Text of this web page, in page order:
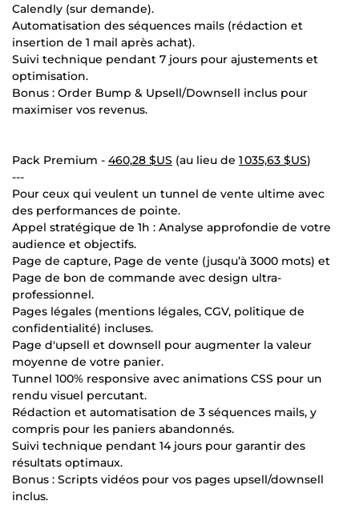
Calendly (sur demande).
Automatisation des séquences mails (rédaction et
insertion de 1 mail après achat).
Suivi technique pendant 7 jours pour ajustements et
optimisation.
Bonus : Order Bump & Upsell/Downsell inclus pour
maximiser vos revenus.
Pack Premium - 460,28 $US (au lieu de 1 035,63 $US)
---
Pour ceux qui veulent un tunnel de vente ultime avec
des performances de pointe.
Appel stratégique de 1h : Analyse approfondie de votre
audience et objectifs.
Page de capture, Page de vente (jusqu’à 3000 mots) et
Page de bon de commande avec design ultra-
professionnel.
Pages légales (mentions légales, CGV, politique de
confidentialité) incluses.
Page d'upsell et downsell pour augmenter la valeur
moyenne de votre panier.
Tunnel 100% responsive avec animations CSS pour un
rendu visuel percutant.
Rédaction et automatisation de 3 séquences mails, y
compris pour les paniers abandonnés.
Suivi technique pendant 14 jours pour garantir des
résultats optimaux.
Bonus : Scripts vidéos pour vos pages upsell/downsell
inclus.